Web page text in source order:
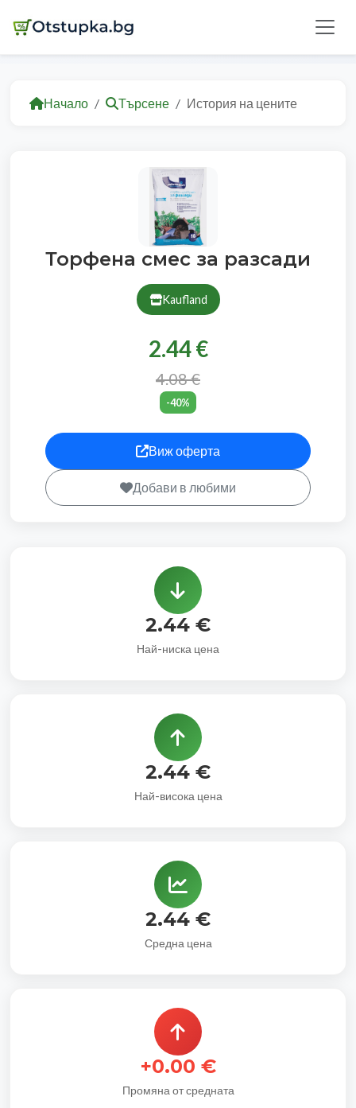
Начало Търсене История на цените
Торфена смес за разсади
Kaufland
2.44 €
4.08 €
-40%
Виж оферта
Добави в любими
2.44 €
Най-ниска цена
2.44 €
Най-висока цена
2.44 €
Средна цена
+0.00 €
Промяна от средната